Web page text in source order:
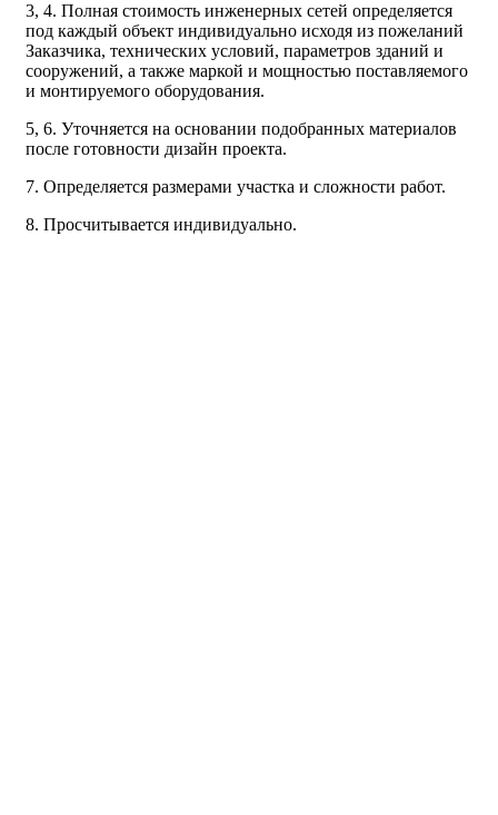
Рассчитывается индивидуально
Рассчитывается индивидуально
3, 4. Полная стоимость инженерных сетей определяется
под каждый объект индивидуально исходя из пожеланий
Заказчика, технических условий, параметров зданий и
сооружений, а также маркой и мощностью поставляемого
и монтируемого оборудования.
5, 6. Уточняется на основании подобранных материалов
после готовности дизайн проекта.
7. Определяется размерами участка и сложности работ.
8. Просчитывается индивидуально.